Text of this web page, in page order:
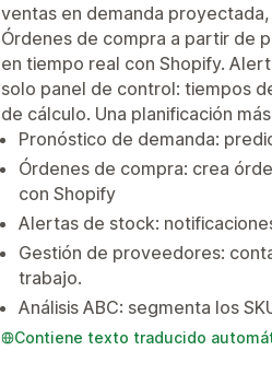
ventas en demanda
Órdenes de compra a partir de
en tiempo real con Shopify.
solo panel de control: tiempos
de cálculo. Una planificación
Pronóstico de demanda:
Órdenes de compra: crea
con Shopify
Alertas de stock:
Gestión de proveedores:
trabajo.
Análisis ABC: segmenta los
Contiene texto traducido